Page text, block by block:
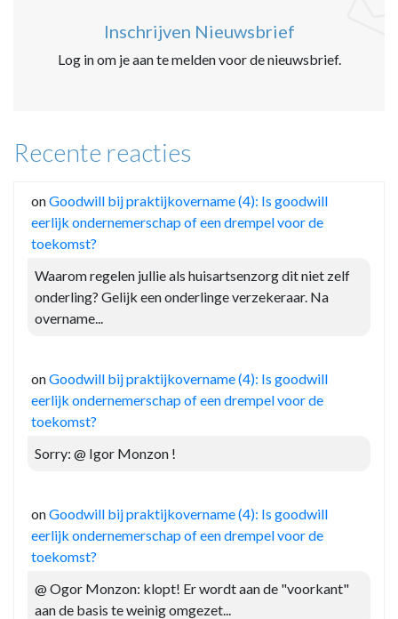
Inschrijven Nieuwsbrief
Log in om je aan te melden voor de nieuwsbrief.
Recente reacties
onGoodwill bij praktijkovername (4): Is goodwill
eerlijk ondernemerschap of een drempel voor de
toekomst?
Waarom regelen jullie als huisartsenzorg dit niet zelf
onderling? Gelijk een onderlinge verzekeraar. Na
overname...
onGoodwill bij praktijkovername (4): Is goodwill
eerlijk ondernemerschap of een drempel voor de
toekomst?
Sorry: @ Igor Monzon !
onGoodwill bij praktijkovername (4): Is goodwill
eerlijk ondernemerschap of een drempel voor de
toekomst?
@ Ogor Monzon: klopt! Er wordt aan de "voorkant"
aan de basis te weinig omgezet...